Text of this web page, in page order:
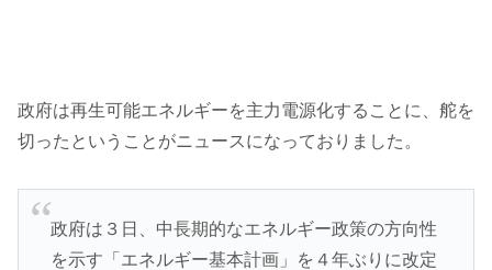
政府は再生可能エネルギーを主力電源化することに、舵を
切ったということがニュースになっておりました。
政府は３日、中長期的なエネルギー政策の方向性
を示す「エネルギー基本計画」を４年ぶりに改定